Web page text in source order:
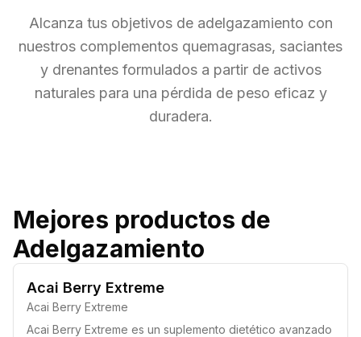
Alcanza tus objetivos de adelgazamiento con
nuestros complementos quemagrasas, saciantes
y drenantes formulados a partir de activos
naturales para una pérdida de peso eficaz y
duradera.
Mejores productos de
Adelgazamiento
Acai Berry Extreme
Acai Berry Extreme
Acai Berry Extreme es un suplemento dietético avanzado